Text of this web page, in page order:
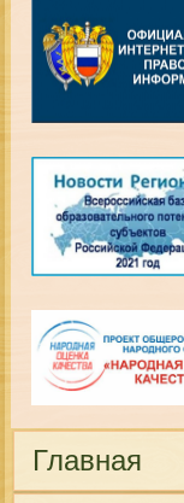
Главная